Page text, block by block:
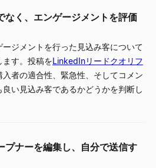
なく、エンゲージメントを評価
ジメントを行った見込み客について
ます。投稿をLinkedInリードクオリフ
入者の適合性、緊急性、そしてコメン
良い見込み客であるかどうかを判断し
プナーを編集し、自分で送信す